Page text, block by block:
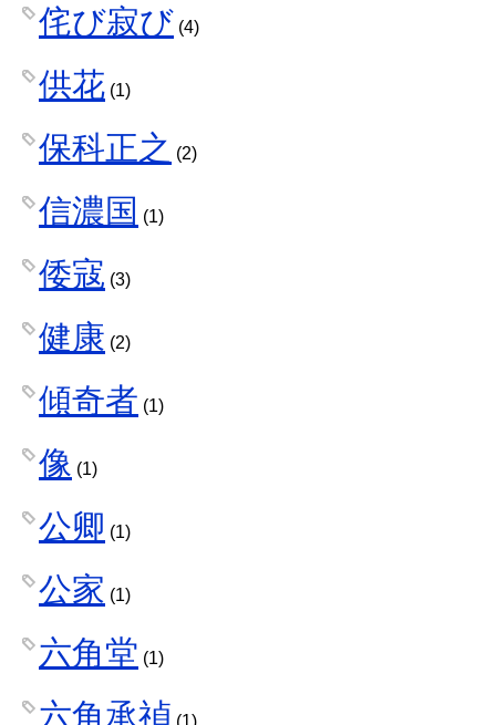
侘び寂び (4)
供花 (1)
保科正之 (2)
信濃国 (1)
倭寇 (3)
健康 (2)
傾奇者 (1)
像 (1)
公卿 (1)
公家 (1)
六角堂 (1)
六角承禎